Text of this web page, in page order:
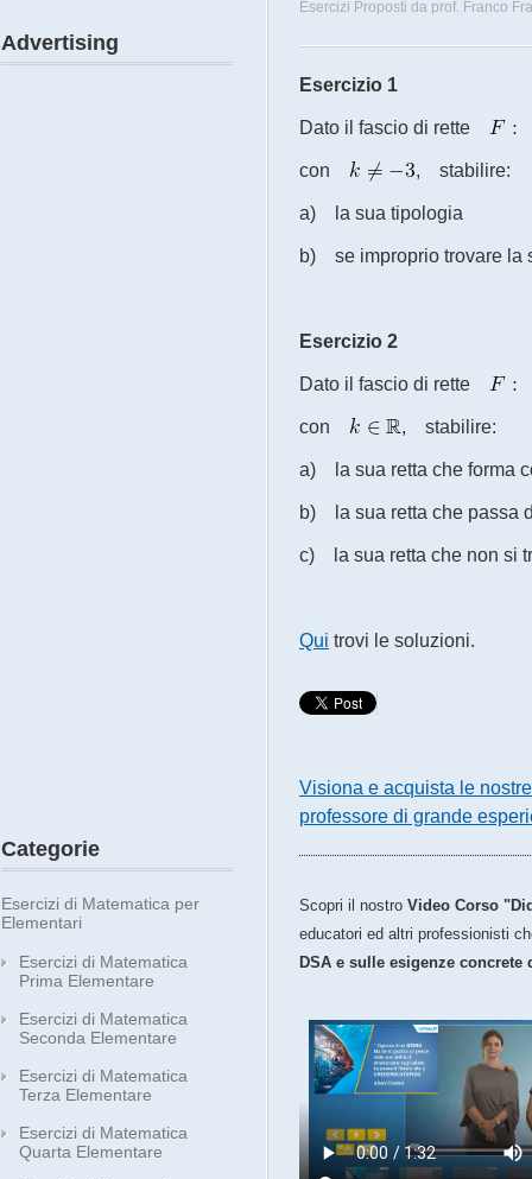
Esercizi Proposti da prof. Franco
Esercizio 1
Dato il fascio di rette
con , stabilire:
a) la sua tipologia
b) se improprio trovare la
Esercizio 2
Dato il fascio di rette
con , stabilire:
a) la sua retta che forma
b) la sua retta che
c) la sua retta che non si
Qui trovi le soluzioni.
Visiona e acquista le
professore di grande
Scopri il nostro Video Corso
educatori ed altri professionisti
DSA e sulle esigenze concrete
Advertising
Categorie
Esercizi di Matematica per
Elementari
Esercizi di Matematica
Prima Elementare
Esercizi di Matematica
Seconda Elementare
Esercizi di Matematica
Terza Elementare
Esercizi di Matematica
Quarta Elementare